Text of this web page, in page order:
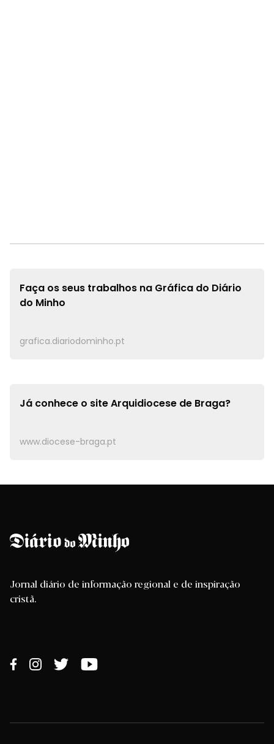
Faça os seus trabalhos na Gráfica do Diário
do Minho
grafica.diariodominho.pt
Já conhece o siteArquidiocese de Braga?
www.diocese-braga.pt
Jornal diário de informação regional e de inspiração
cristã.